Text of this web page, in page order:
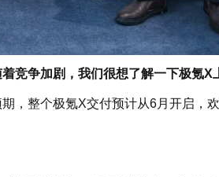
竞争加剧，我们很想了解一下极氪X
，整个极氪X交付预计从6月开启，